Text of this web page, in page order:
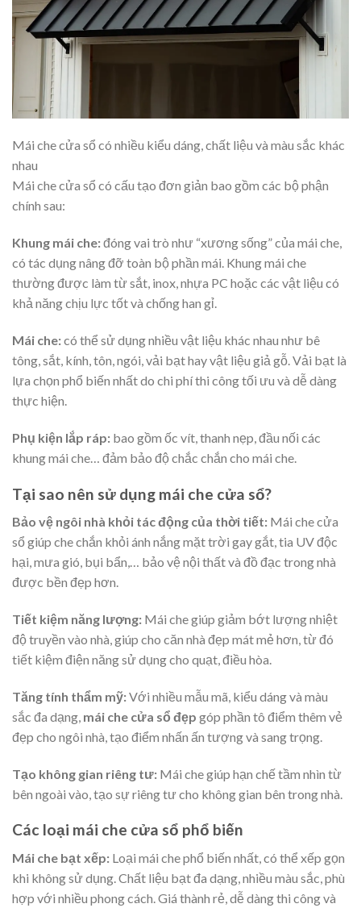
Mái che cửa sổ có nhiều kiểu dáng, chất liệu và màu sắc khác
nhau
Mái che cửa sổ có cấu tạo đơn giản bao gồm các bộ phận
chính sau:
Khung mái che:đóng vai trò như “xương sống” của mái che,
có tác dụng nâng đỡ toàn bộ phần mái. Khung mái che
thường được làm từ sắt, inox, nhựa PC hoặc các vật liệu có
khả năng chịu lực tốt và chống han gỉ.
Mái che:có thể sử dụng nhiều vật liệu khác nhau như bê
tông, sắt, kính, tôn, ngói, vải bạt hay vật liệu giả gỗ. Vải bạt là
lựa chọn phổ biến nhất do chi phí thi công tối ưu và dễ dàng
thực hiện.
Phụ kiện lắp ráp: bao gồm ốc vít, thanh nẹp, đầu nối các
khung mái che… đảm bảo độ chắc chắn cho mái che.
Tại sao nên sử dụng mái che cửa sổ?
Bảo vệ ngôi nhà khỏi tác động của thời tiết: Mái che cửa
sổ giúp che chắn khỏi ánh nắng mặt trời gay gắt, tia UV độc
hại, mưa gió, bụi bẩn,… bảo vệ nội thất và đồ đạc trong nhà
được bền đẹp hơn.
Tiết kiệm năng lượng: Mái che giúp giảm bớt lượng nhiệt
độ truyền vào nhà, giúp cho căn nhà đẹp mát mẻ hơn, từ đó
tiết kiệm điện năng sử dụng cho quạt, điều hòa.
Tăng tính thẩm mỹ:Với nhiều mẫu mã, kiểu dáng và màu
sắc đa dạng, mái che cửa sổ đẹp góp phần tô điểm thêm vẻ
đẹp cho ngôi nhà, tạo điểm nhấn ấn tượng và sang trọng.
Tạo không gian riêng tư: Mái che giúp hạn chế tầm nhìn từ
bên ngoài vào, tạo sự riêng tư cho không gian bên trong nhà.
Các loại mái che cửa sổ phổ biến
Mái che bạt xếp: Loại mái che phổ biến nhất, có thể xếp gọn
khi không sử dụng. Chất liệu bạt đa dạng, nhiều màu sắc, phù
hợp với nhiều phong cách. Giá thành rẻ, dễ dàng thi công và